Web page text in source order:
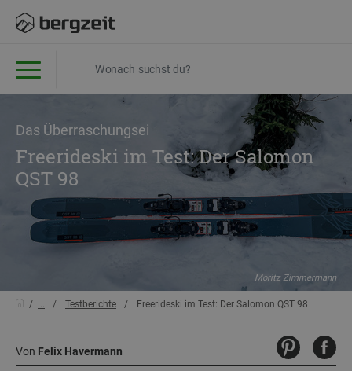
Das Überraschungsei
Freerideski im Test: Der Salomon
QST 98
Moritz Zimmermann
... Testberichte Freerideski im Test: Der Salomon QST 98
Von Felix Havermann